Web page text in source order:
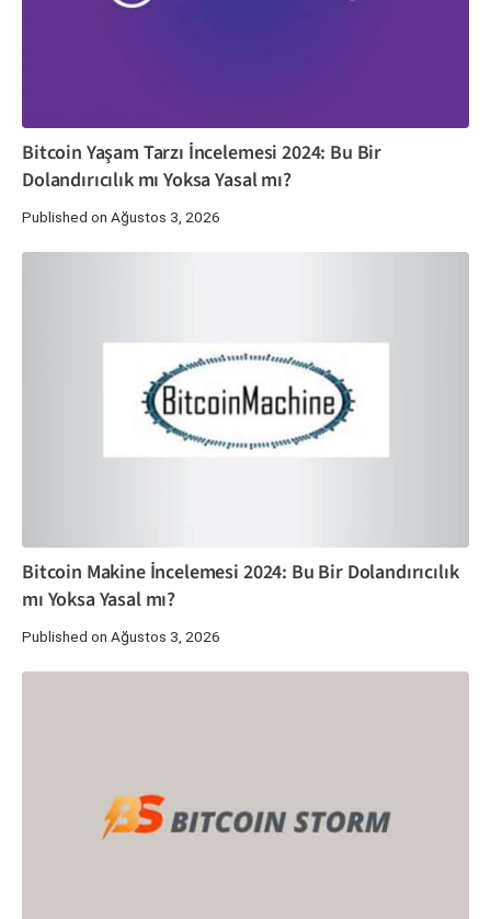
Bitcoin Yaşam Tarzı İncelemesi 2024: Bu Bir
Dolandırıcılık mı Yoksa Yasal mı?
Published on Ağustos 3, 2026
Bitcoin Makine İncelemesi 2024: Bu Bir Dolandırıcılık
mı Yoksa Yasal mı?
Published on Ağustos 3, 2026